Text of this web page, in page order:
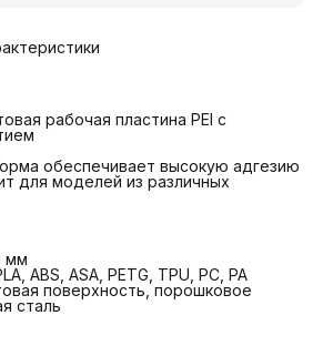
рабочая пластина PEI с
обеспечивает высокую адгезию
для моделей из различных
мм
ABS, ASA, PETG, TPU, PC, PA
поверхность, порошковое
сталь